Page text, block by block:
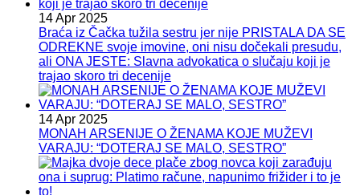
14 Apr 2025
Braća iz Čačka tužila sestru jer nije PRISTALA DA SE
ODREKNE svoje imovine, oni nisu dočekali presudu,
ali ONA JESTE: Slavna advokatica o slučaju koji je
trajao skoro tri decenije
14 Apr 2025
MONAH ARSENIJE O ŽENAMA KOJE MUŽEVI
VARAJU: “DOTERAJ SE MALO, SESTRO”